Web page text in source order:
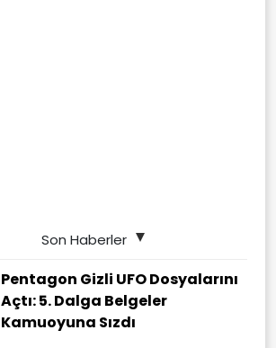
Son Haberler
Pentagon Gizli UFO Dosyalarını
Açtı: 5. Dalga Belgeler
Kamuoyuna Sızdı